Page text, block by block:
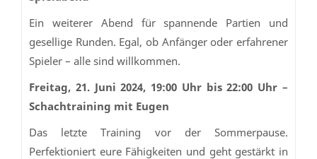
Ein weiterer Abend für spannende Partien und
gesellige Runden. Egal, ob Anfänger oder erfahrener
Spieler – alle sind willkommen.
Freitag, 21. Juni 2024, 19:00 Uhr bis 22:00 Uhr –
Schachtraining mit Eugen
Das letzte Training vor der Sommerpause.
Perfektioniert eure Fähigkeiten und geht gestärkt in